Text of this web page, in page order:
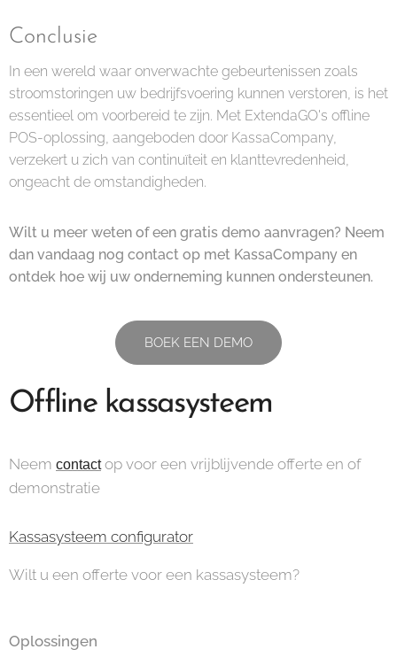
Conclusie
In een wereld waar onverwachte gebeurtenissen zoals
stroomstoringen uw bedrijfsvoering kunnen verstoren, is het
essentieel om voorbereid te zijn. Met ExtendaGO's offline
POS-oplossing, aangeboden door KassaCompany,
verzekert u zich van continuïteit en klanttevredenheid,
ongeacht de omstandigheden.
Wilt u meer weten of een gratis demo aanvragen? Neem
dan vandaag nog contact op met KassaCompany en
ontdek hoe wij uw onderneming kunnen ondersteunen.
BOEK EEN DEMO
Offline kassasysteem
Neem contactop voor een vrijblijvende offerte en of
demonstratie
Kassasysteem configurator
Wilt u een offerte voor een kassasysteem?
Oplossingen